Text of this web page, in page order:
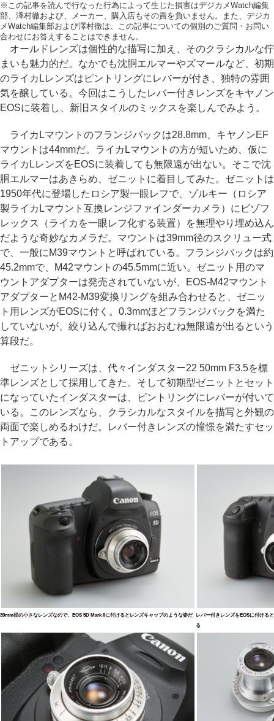
※この記事を読んで行なった行為によって生じた損害はデジカメWatch編集
部、澤村徹および、メーカー、購入店もその責を負いません。また、デジカ
メWatch編集部および澤村徹は、この記事についての個別のご質問・お問い
合わせにお答えすることはできません。
オールドレンズは個性的な描写に加え、そのクラシカルな佇
まいも魅力的だ。なかでも沈胴エルマーやズマールなど、初期
のライカLレンズはピントリングにレバーが付き、独特の雰囲
気を醸している。今回はこうしたレバー付きレンズをキヤノン
EOSに装着し、新旧スタイルのミックスを楽しんでみよう。
ライカLマウントのフランジバックは28.8mm、キヤノンEF
マウントは44mmだ。ライカLマウントの方が短いため、仮に
ライカLレンズをEOSに装着しても無限遠が出ない。そこで沈
胴エルマーはあきらめ、ゼニットに着目してみた。ゼニットは
1950年代に登場したロシア製一眼レフで、ゾルキー（ロシア
製ライカLマウント互換レンジファインダーカメラ）にビゾフ
レックス（ライカを一眼レフ化する装置）を無理やり埋め込ん
だような奇妙なカメラだ。マウントは39mm径のスクリュー式
で、一般にM39マウントと呼ばれている。フランジバックは約
45.2mmで、M42マウントの45.5mmに近い。ゼニット用のマ
ウントアダプターは発売されていないが、EOS-M42マウント
アダプターとM42-M39変換リングを組み合わせると、ゼニッ
ト用レンズがEOSに付く。0.3mmほどフランジバックを満た
していないが、絞り込んで撮ればおおむね無限遠が出るという
算段だ。
ゼニットシリーズは、代々インダスター22 50mm F3.5を標
準レンズとして採用してきた。そして初期型ゼニットとセット
になっていたインダスターは、ピントリングにレバーが付いて
いる。このレンズなら、クラシカルなスタイルを描写と外観の
両面で楽しめるわけだ。レバー付きレンズの憧憬を満たすセッ
トアップである。
39mm径の小さなレンズなので、EOS 5D Mark IIに付けるとレンズキャップのような姿だ
レバー付きレンズをEOSに付ける
る